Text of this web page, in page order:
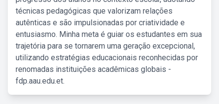
técnicas pedagógicas que valorizam relações
autênticas e são impulsionadas por criatividade e
entusiasmo. Minha meta é guiar os estudantes em sua
trajetória para se tornarem uma geração excepcional,
utilizando estratégias educacionais reconhecidas por
renomadas instituições acadêmicas globais -
fdp.aau.edu.et.